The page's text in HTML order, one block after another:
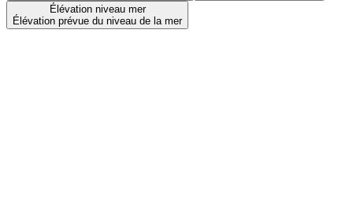
Élévation niveau mer
Élévation prévue du niveau de la mer